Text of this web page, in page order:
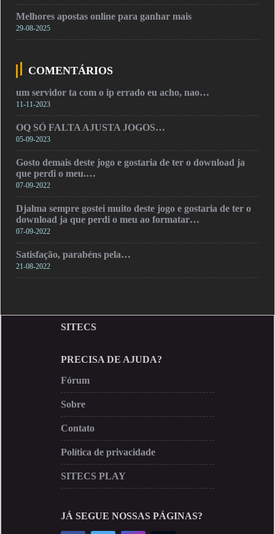
Melhores apostas online para ganhar mais
29-08-2025
COMENTÁRIOS
um servidor ta com o ip errado eu acho, nao…
11-11-2023
OQ SÓ FALTA AJUSTA JOGOS…
05-09-2023
Gosto demais deste jogo e gostaria de ter o download ja
que perdi o meu.…
07-09-2022
Djalma sempre gostei muito deste jogo e gostaria de ter o
download ja que perdi o meu ao formatar…
07-09-2022
Satisfação, parabéns pela…
21-08-2022
SITECS
PRECISA DE AJUDA?
Fórum
Sobre
Contato
Política de privacidade
SITECS PLAY
JÁ SEGUE NOSSAS PÁGINAS?